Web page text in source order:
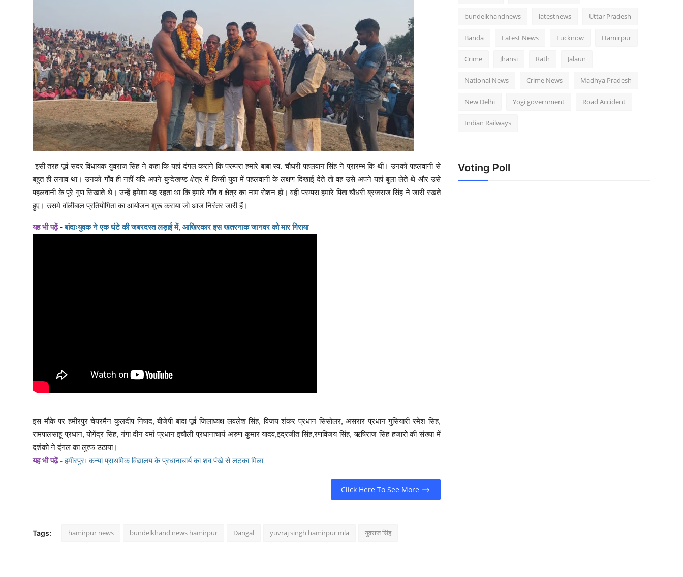
इसी तरह पूर्व सदर विधायक युवराज सिंह ने कहा कि यहां दंगल कराने कि परम्परा हमारे बाबा स्व. चौधरी पहलवान सिंह ने प्रारम्भ कि थीं। उनको पहलवानी से
बहुत ही लगाव था। उनको गाँव ही नहीं यदि अपने बुन्देखण्ड क्षेत्र में किसी युवा में पहलवानी के लक्षण दिखाई देते तो वह उसे अपने यहां बुला लेते थे और उसे
पहलवानी के पूरे गुण सिखाते थे। उन्हें हमेशा यह रहता था कि हमारे गाँव व क्षेत्र का नाम रोशन हो। वही परम्परा हमारे पिता चौधरी ब्रजराज सिंह ने जारी रखते
हुए। उसमे वॉलीबाल प्रतियोगिता का आयोजन शुरू कराया जो आज निरंतर जारी हैं।
यह भी पढ़ें-बांदाःयुवक ने एक घंटे की जबरदस्त लड़ाई में, आखिरकार इस खतरनाक जानवर को मार गिराया
इस मौके पर हमीरपुर चेयरमैन कुलदीप निषाद, बीजेपी बांदा पूर्व जिलाध्यक्ष लवलेश सिंह, विजय शंकर प्रधान सिसोलर, असरार प्रधान गुसियारी रमेश सिंह,
रामपालसाहू प्रधान, योगेंद्र सिंह, गंगा दीन वर्मा प्रधान इचौली प्रधानाचार्य अरुण कुमार यादव,इंद्रजीत सिंह,रणविजय सिंह, ऋषिराज सिंह हजारो की संख्या में
दर्शको ने दंगल का लुत्फ उठाया।
यह भी पढ़ें-हमीरपुरः कन्या प्राथमिक विद्यालय के प्रधानाचार्य का शव पंखे से लटका मिला
Click Here To See More
Tags: hamirpur news bundelkhand news hamirpur Dangal yuvraj singh hamirpur mla युवराज सिंह
bundelkhandnews latestnews Uttar Pradesh
Banda Latest News Lucknow Hamirpur
Crime Jhansi Rath Jalaun
National News Crime News Madhya Pradesh
New Delhi Yogi government Road Accident
Indian Railways
Voting Poll